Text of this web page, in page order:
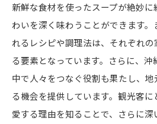
新鮮な食材を使ったスープが絶妙
わいを深く味わうことができます
れるレシピや調理法は、それぞれ
る要素となっています。さらに、沖
中で人々をつなぐ役割も果たし、
る機会を提供しています。観光客
愛する理由を知ることで、さらに